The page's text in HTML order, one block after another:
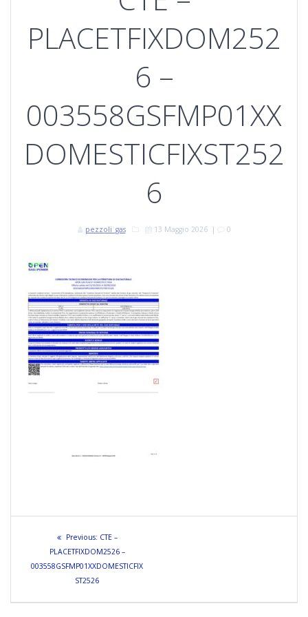
PLACETFIXDOM252
6 –
003558GSFMP01XX
DOMESTICFIXST252
6
pezzoli_gas 13 Maggio 2026| 0
Navigazione
articoli
Previous: Previous
post:
CTE –
PLACETFIXDOM2526 –
003558GSFMP01XXDOMESTICFIX
ST2526